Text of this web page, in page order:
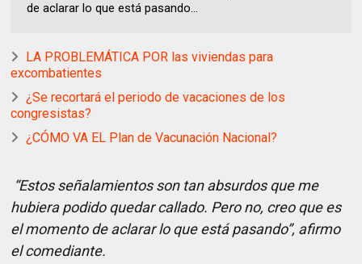
de aclarar lo que está pasando...
LA PROBLEMÁTICA POR las viviendas para
excombatientes
¿Se recortará el periodo de vacaciones de los
congresistas?
¿CÓMO VA EL Plan de Vacunación Nacional?
“Estos señalamientos son tan absurdos que me
hubiera podido quedar callado. Pero no, creo que es
el momento de aclarar lo que está pasando”, afirmo
elcomediante.